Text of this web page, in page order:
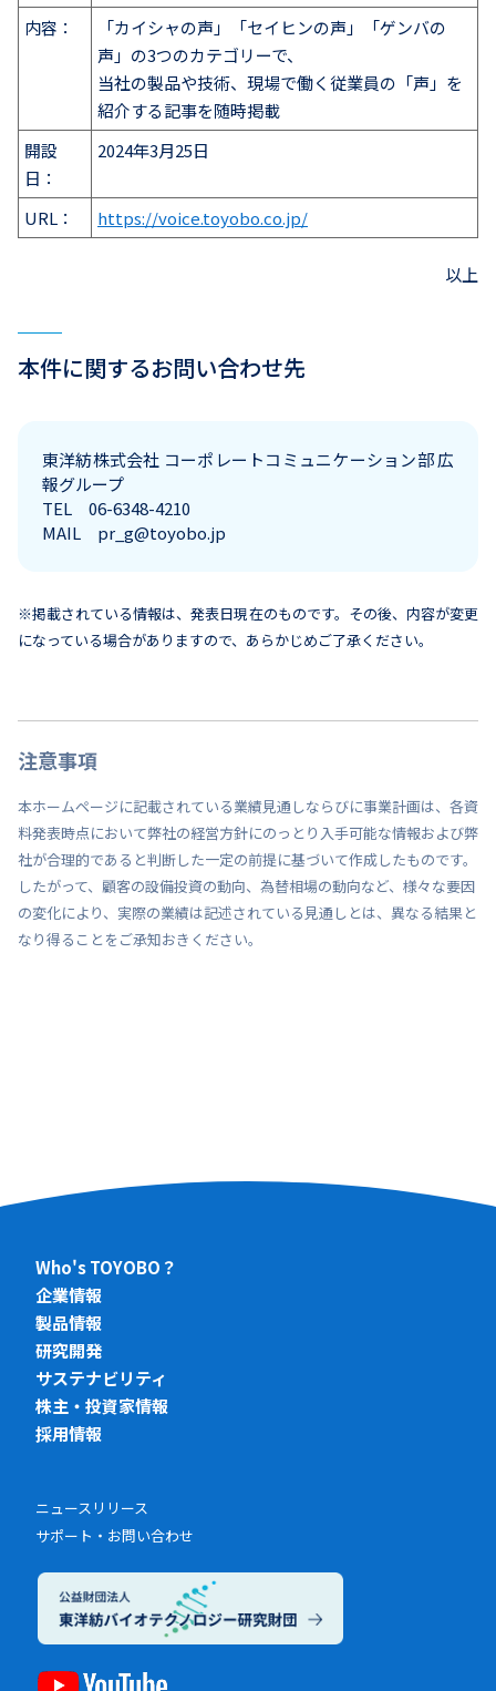
内容：
「カイシャの声」「セイヒンの声」「ゲンバの
声」の3つのカテゴリーで、
当社の製品や技術、現場で働く従業員の「声」を
紹介する記事を随時掲載
開設
日：
2024年3月25日
URL： https://voice.toyobo.co.jp/
以上
本件に関するお問い合わせ先
東洋紡株式会社 コーポレートコミュニケーション部 広
報グループ
TEL 06-6348-4210
MAIL pr_g@toyobo.jp
※掲載されている情報は、発表日現在のものです。その後、内容が変更
になっている場合がありますので、あらかじめご了承ください。
注意事項
本ホームページに記載されている業績見通しならびに事業計画は、各資
料発表時点において弊社の経営方針にのっとり入手可能な情報および弊
社が合理的であると判断した一定の前提に基づいて作成したものです。
したがって、顧客の設備投資の動向、為替相場の動向など、様々な要因
の変化により、実際の業績は記述されている見通しとは、異なる結果と
なり得ることをご承知おきください。
Who's TOYOBO？
企業情報
製品情報
研究開発
サステナビリティ
株主・投資家情報
採用情報
ニュースリリース
サポート・お問い合わせ